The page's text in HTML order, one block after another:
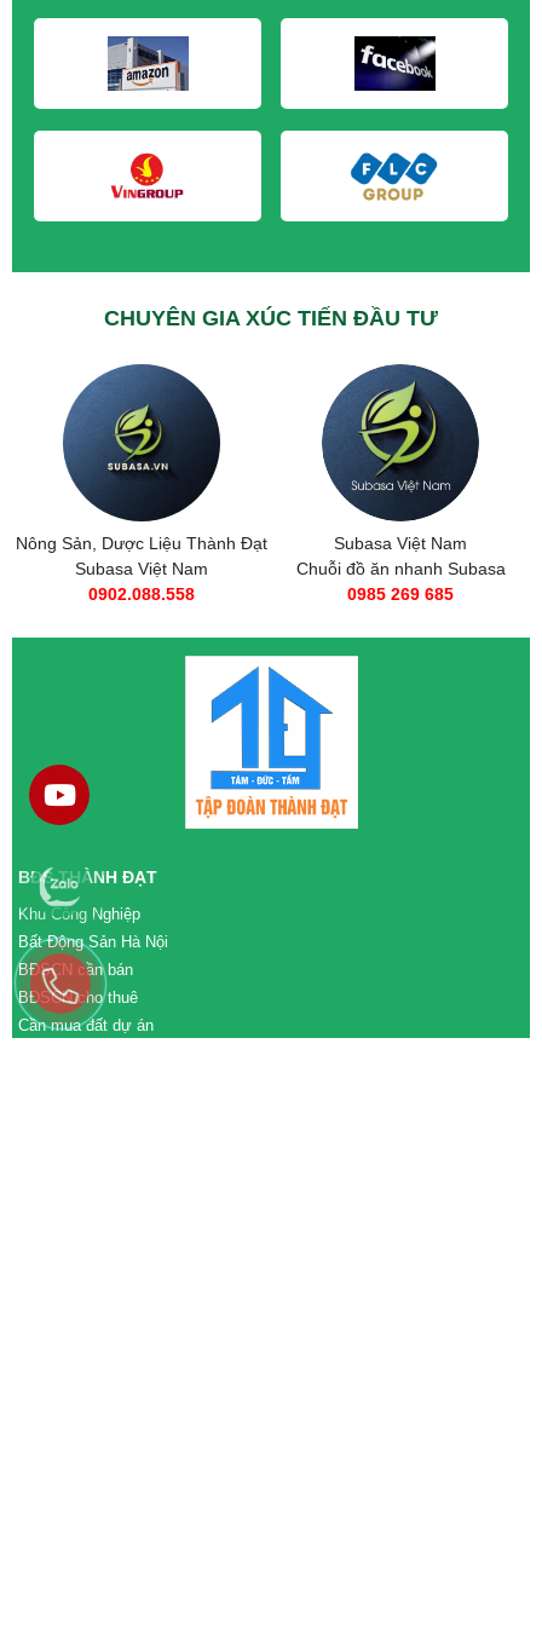
M&A CẦN MUA tại Hưng Yên
M&A CẦN MUA tại Quảng Ninh
CHUYÊN GIA XÚC TIẾN ĐẦU TƯ
Nông Sản, Dược Liệu Thành Đạt
Subasa Việt Nam
0902.088.558
Subasa Việt Nam
Chuỗi đồ ăn nhanh Subasa
0985 269 685
BĐS THÀNH ĐẠT
Khu Công Nghiệp
Bất Động Sản Hà Nội
BĐSCN cần bán
BĐSCN cho thuê
Cần mua đất dự án